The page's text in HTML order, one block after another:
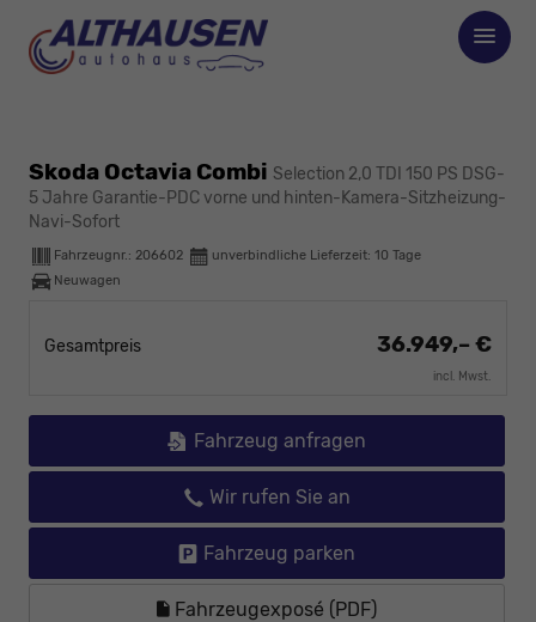
Skoda Octavia Combi Selection 2,0 TDI 150 PS DSG-
5 Jahre Garantie-PDC vorne und hinten-Kamera-Sitzheizung-
Navi-Sofort
Fahrzeugnr.: 206602 unverbindliche Lieferzeit: 10 Tage
Neuwagen
Gesamtpreis 36.949,– €
incl. Mwst.
Fahrzeug anfragen
Wir rufen Sie an
Fahrzeug parken
Fahrzeugexposé (PDF)